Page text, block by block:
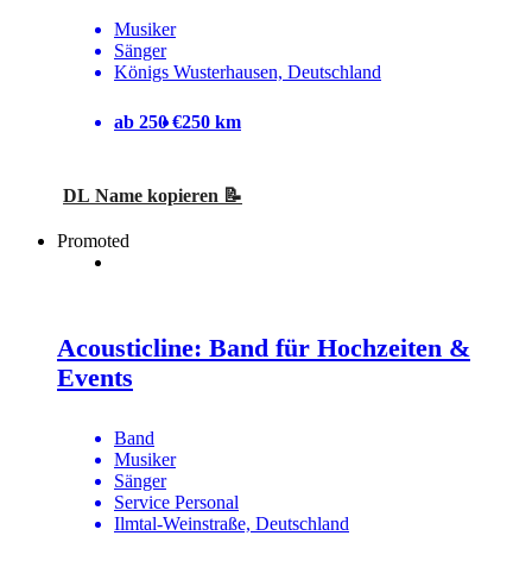
Musiker
Sänger
Königs Wusterhausen, Deutschland
ab 250 €250 km
DL Name kopieren 📝
Promoted
Acousticline: Band für Hochzeiten &
Events
Band
Musiker
Sänger
Service Personal
Ilmtal-Weinstraße, Deutschland